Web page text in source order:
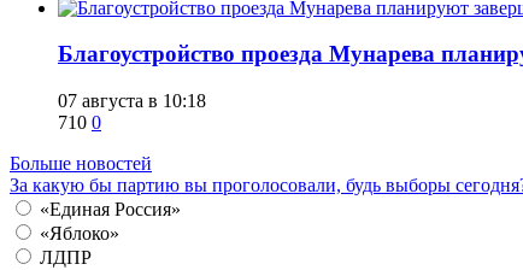
Благоустройство проезда Мунарева
07 августа в 10:18
710 0
Больше новостей
За какую бы партию вы проголосовали, будь выборы
«Единая Россия»
«Яблоко»
ЛДПР